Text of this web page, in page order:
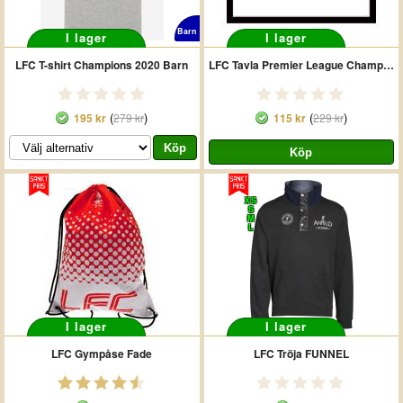
I lager Barn
LFC T-shirt Champions 2020 Barn
195 kr (279 kr)
I lager
LFC Tavla Premier League Champions WT
115 kr(229 kr)
I lager
LFC Gympåse Fade
XS
S
M
L
I lager
LFC Tröja FUNNEL